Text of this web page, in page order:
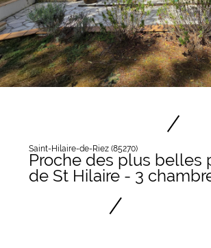
Saint-Hilaire-de-Riez (85270)
Proche des plus belles
de St Hilaire - 3